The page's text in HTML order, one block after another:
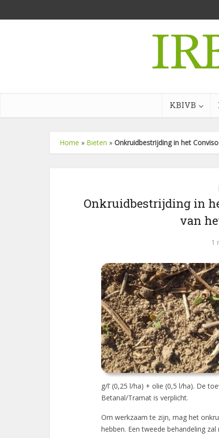
KBIVB
Home » Bieten » Onkruidbestrijding in het
Onkruidbestrijding in
van
1
g/l’ (0,25 l/ha) + olie (0,5 l/ha). De
Betanal/Tramat is verplicht.
Om werkzaam te zijn, mag het
hebben. Een tweede behandeling